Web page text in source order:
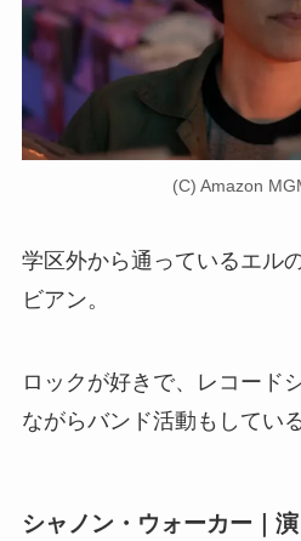
(C) Amazon
学区外から通っているエル
ビアン。
ロックが好きで、レコード
ながらバンド活動もしている
シャノン・ウォーカー｜